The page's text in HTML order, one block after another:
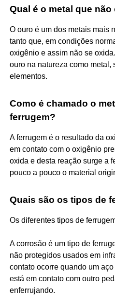
Qual é o metal que não
O ouro é um dos metais mais
tanto que, em condições
oxigênio e assim não se
ouro na natureza como metal,
elementos.
Como é chamado o
ferrugem?
A ferrugem é o resultado da
em contato com o oxigênio
oxida e desta reação surge a
pouco a pouco o material
Quais são os tipos de
Os diferentes tipos de
A corrosão é um tipo de
não protegidos usados em
contato ocorre quando um
está em contato com outro
enferrujando.